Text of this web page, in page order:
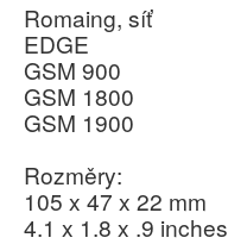
Romaing, síť
EDGE
GSM 900
GSM 1800
GSM 1900
Rozměry:
105 x 47 x 22 mm
4.1 x 1.8 x .9 inches